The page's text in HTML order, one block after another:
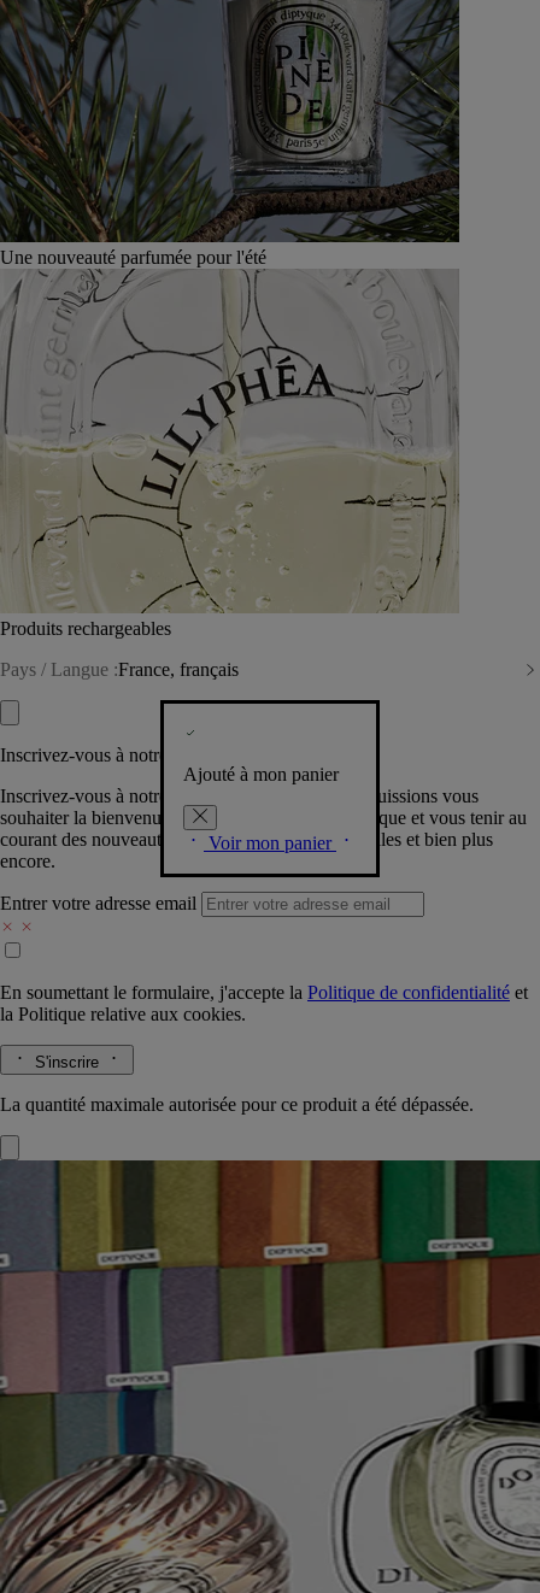
Une nouveauté parfumée pour l'été
Produits rechargeables
Pays / Langue :France, français
Ajouté à mon panier
Voir mon panier
Inscrivez-vous à notre Newsletter
Inscrivez-vous à notre newsletter pour que nous puissions vous
souhaiter la bienvenue dans la communauté Diptyque et vous tenir au
courant des nouveautés, événements, offres spéciales et bien plus
encore.
Entrer votre adresse email
En soumettant le formulaire, j'accepte la Politique de confidentialité et
la Politique relative aux cookies.
S'inscrire
La quantité maximale autorisée pour ce produit a été dépassée.